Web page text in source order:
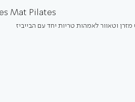
Mat Pilates
וטאוור לאמהות טריות יחד עם הבייביז